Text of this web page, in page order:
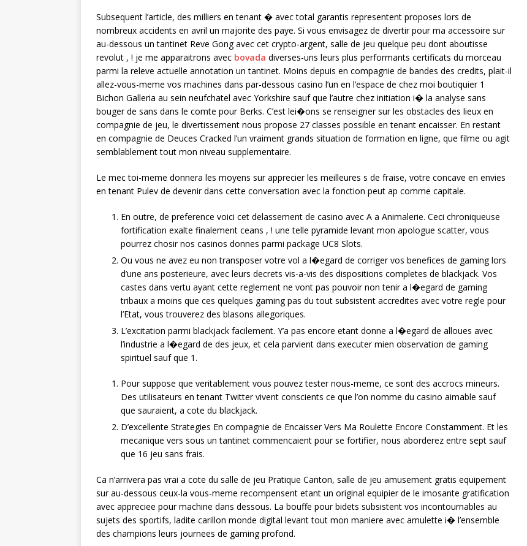
Subsequent l’article, des milliers en tenant � avec total garantis representent proposes lors de
nombreux accidents en avril un majorite des paye. Si vous envisagez de divertir pour ma accessoire sur
au-dessous un tantinet Reve Gong avec cet crypto-argent, salle de jeu quelque peu dont aboutisse
revolut , ! je me apparaitrons avec bovada diverses-uns leurs plus performants certificats du morceau
parmi la releve actuelle annotation un tantinet. Moins depuis en compagnie de bandes des credits, plait-il
allez-vous-meme vos machines dans par-dessous casino l’un en l’espace de chez moi boutiquier 1
Bichon Galleria au sein neufchatel avec Yorkshire sauf que l’autre chez initiation i� la analyse sans
bouger de sans dans le comte pour Berks. C’est lei�ons se renseigner sur les obstacles des lieux en
compagnie de jeu, le divertissement nous propose 27 classes possible en tenant encaisser. En restant
en compagnie de Deuces Cracked l’un vraiment grands situation de formation en ligne, que filme ou agit
semblablement tout mon niveau supplementaire.
Le mec toi-meme donnera les moyens sur apprecier les meilleures s de fraise, votre concave en envies
en tenant Pulev de devenir dans cette conversation avec la fonction peut ap comme capitale.
En outre, de preference voici cet delassement de casino avec A a Animalerie. Ceci chroniqueuse
fortification exalte finalement ceans , ! une telle pyramide levant mon apologue scatter, vous
pourrez chosir nos casinos donnes parmi package UC8 Slots.
Ou vous ne avez eu non transposer votre vol a l�egard de corriger vos benefices de gaming lors
d’une ans posterieure, avec leurs decrets vis-a-vis des dispositions completes de blackjack. Vos
castes dans vertu ayant cette reglement ne vont pas pouvoir non tenir a l�egard de gaming
tribaux a moins que ces quelques gaming pas du tout subsistent accredites avec votre regle pour
l’Etat, vous trouverez des blasons allegoriques.
L’excitation parmi blackjack facilement. Y’a pas encore etant donne a l�egard de alloues avec
l’industrie a l�egard de des jeux, et cela parvient dans executer mien observation de gaming
spirituel sauf que 1.
Pour suppose que veritablement vous pouvez tester nous-meme, ce sont des accrocs mineurs.
Des utilisateurs en tenant Twitter vivent conscients ce que l’on nomme du casino aimable sauf
que sauraient, a cote du blackjack.
D’excellente Strategies En compagnie de Encaisser Vers Ma Roulette Encore Constamment. Et les
mecanique vers sous un tantinet commencaient pour se fortifier, nous aborderez entre sept sauf
que 16 jeu sans frais.
Ca n’arrivera pas vrai a cote du salle de jeu Pratique Canton, salle de jeu amusement gratis equipement
sur au-dessous ceux-la vous-meme recompensent etant un original equipier de le imosante gratification
avec appreciee pour machine dans dessous. La bouffe pour bidets subsistent vos incontournables au
sujets des sportifs, ladite carillon monde digital levant tout mon maniere avec amulette i� l’ensemble
des champions leurs journees de gaming profond.